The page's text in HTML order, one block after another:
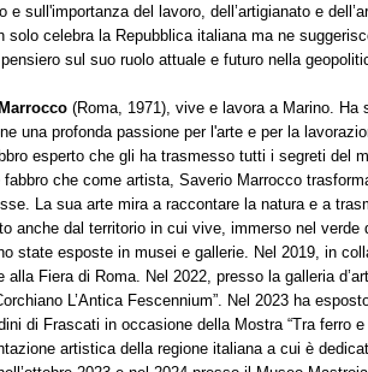
e sull'importanza del lavoro, dell’artigianato e
solo celebra la Repubblica italiana ma ne
sul suo ruolo attuale e futuro nella
(Roma, 1971), vive e lavora a Marino. Ha
una profonda passione per l'arte e per la
esperto che gli ha trasmesso tutti i segreti del
che come artista, Saverio Marrocco
La sua arte mira a raccontare la natura e a
anche dal territorio in cui vive, immerso nel
state esposte in musei e gallerie. Nel 2019, in
alla Fiera di Roma. Nel 2022, presso la galleria
L’Antica Fescennium”. Nel 2023 ha
di Frascati in occasione della Mostra “Tra ferro
artistica della regione italiana a cui è